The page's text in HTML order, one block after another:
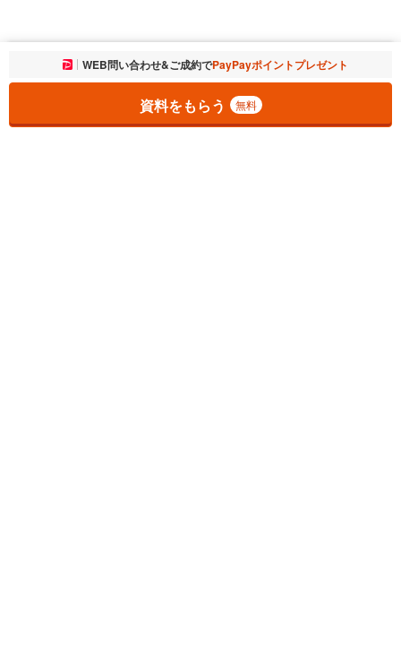
お気に入りに追加しました。 一覧を開く
WEB問い合わせ&ご成約でPayPayポイントプレゼント
資料をもらう 無料